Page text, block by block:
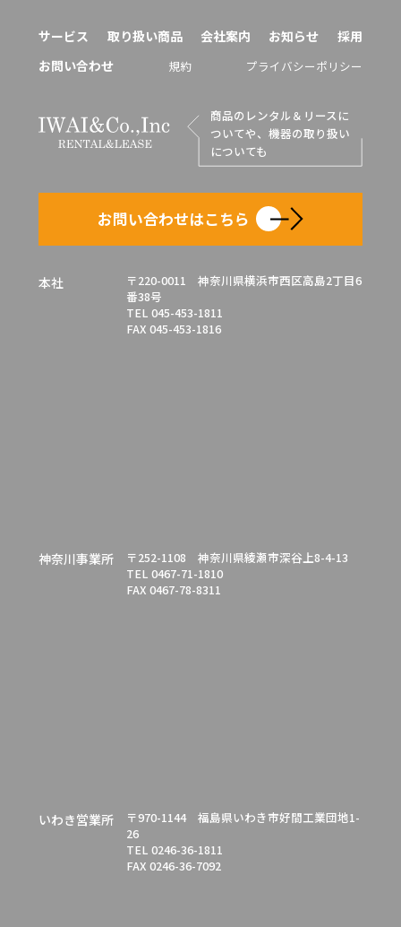
サービス 取り扱い商品 会社案内 お知らせ
採用
お問い合わせ
規約 プライバシーポリシー
商品のレンタル＆リースに
ついてや、機器の取り扱い
についても
お問い合わせはこちら
本社
〒220-0011 神奈川県横浜市西区高島2丁目6
番38号
TEL 045-453-1811
FAX 045-453-1816
神奈川事業所
〒252-1108 神奈川県綾瀬市深谷上8-4-13
TEL 0467-71-1810
FAX 0467-78-8311
いわき営業所
〒970-1144 福島県いわき市好間工業団地1-
26
TEL 0246-36-1811
FAX 0246-36-7092